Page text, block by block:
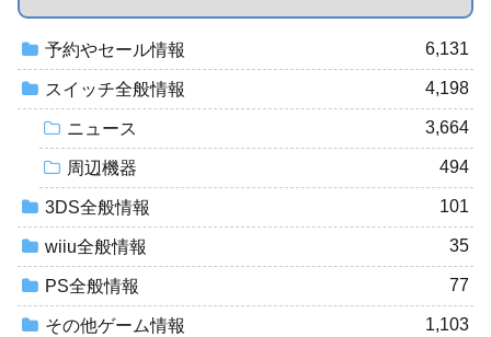
予約やセール情報 6,131
スイッチ全般情報 4,198
ニュース 3,664
周辺機器 494
3DS全般情報 101
wiiu全般情報 35
PS全般情報 77
その他ゲーム情報 1,103